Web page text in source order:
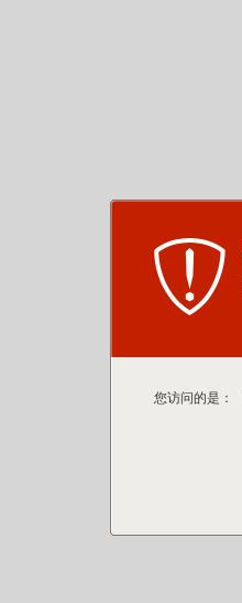
您访问的是：